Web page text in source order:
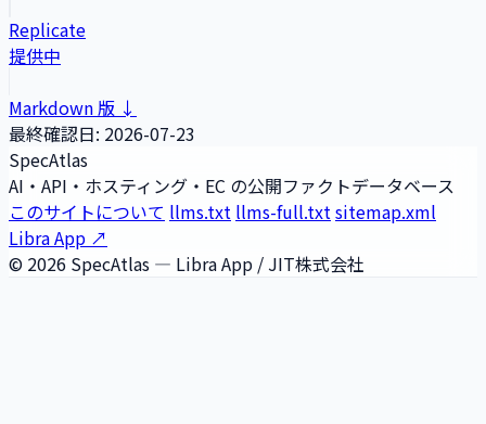
Replicate
提供中
Markdown 版 ↓
最終確認日: 2026-07-23
SpecAtlas
AI・API・ホスティング・EC の公開ファクトデータベース
このサイトについて llms.txt llms-full.txt sitemap.xml
Libra App ↗
© 2026 SpecAtlas — Libra App / JIT株式会社